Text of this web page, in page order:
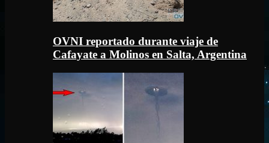
OVNI reportado durante viaje de
Cafayate a Molinos en Salta, Argentina